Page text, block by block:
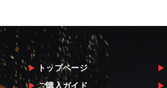
トップページ
ご購入ガイド